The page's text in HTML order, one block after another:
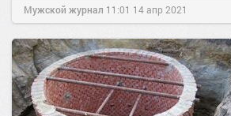
Мужской журнал 11:01 14 апр 2021